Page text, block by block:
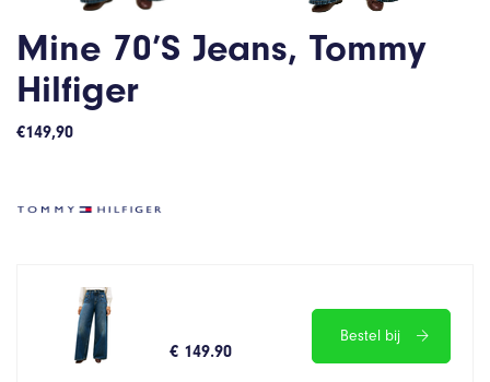
Mine 70’S Jeans, Tommy
Hilfiger
€149,90
€ 149.90
Bestel bij